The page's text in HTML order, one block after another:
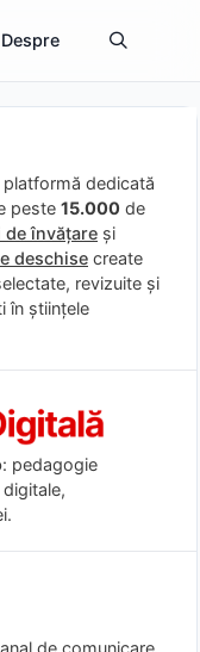
Despre
dedicată
peste 15.000 de
învățare și
deschise create
revizuite și
în științele
: pedagogie
de comunicare